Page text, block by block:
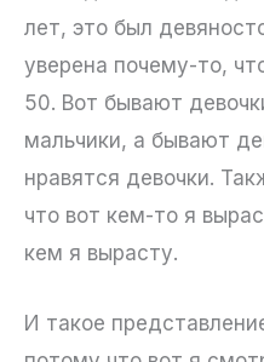
лет, это был
уверена почему-то,
50. Вот бывают
мальчики, а бывают
нравятся девочки.
что вот кем-то я
кем я вырасту.
И такое